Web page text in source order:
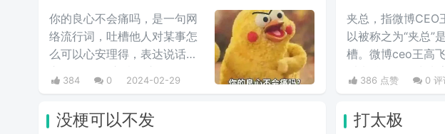
你的良心不会痛吗，是一句网
络流行词，吐槽他人对某事怎
么可以心安理得，表达说话人
心里mmp的心情。这里
的“痛”含有“内疚、愧疚、不好
意思。网络上主要用于吐槽别
384 0 2024-02-29
夹总，指微博CEO
以被称之为“夹总”
槽。微博ceo王高
叫来总的。因为来
把屏蔽敏感字的行
386 点赞 0 评
没梗可以不发 打太极